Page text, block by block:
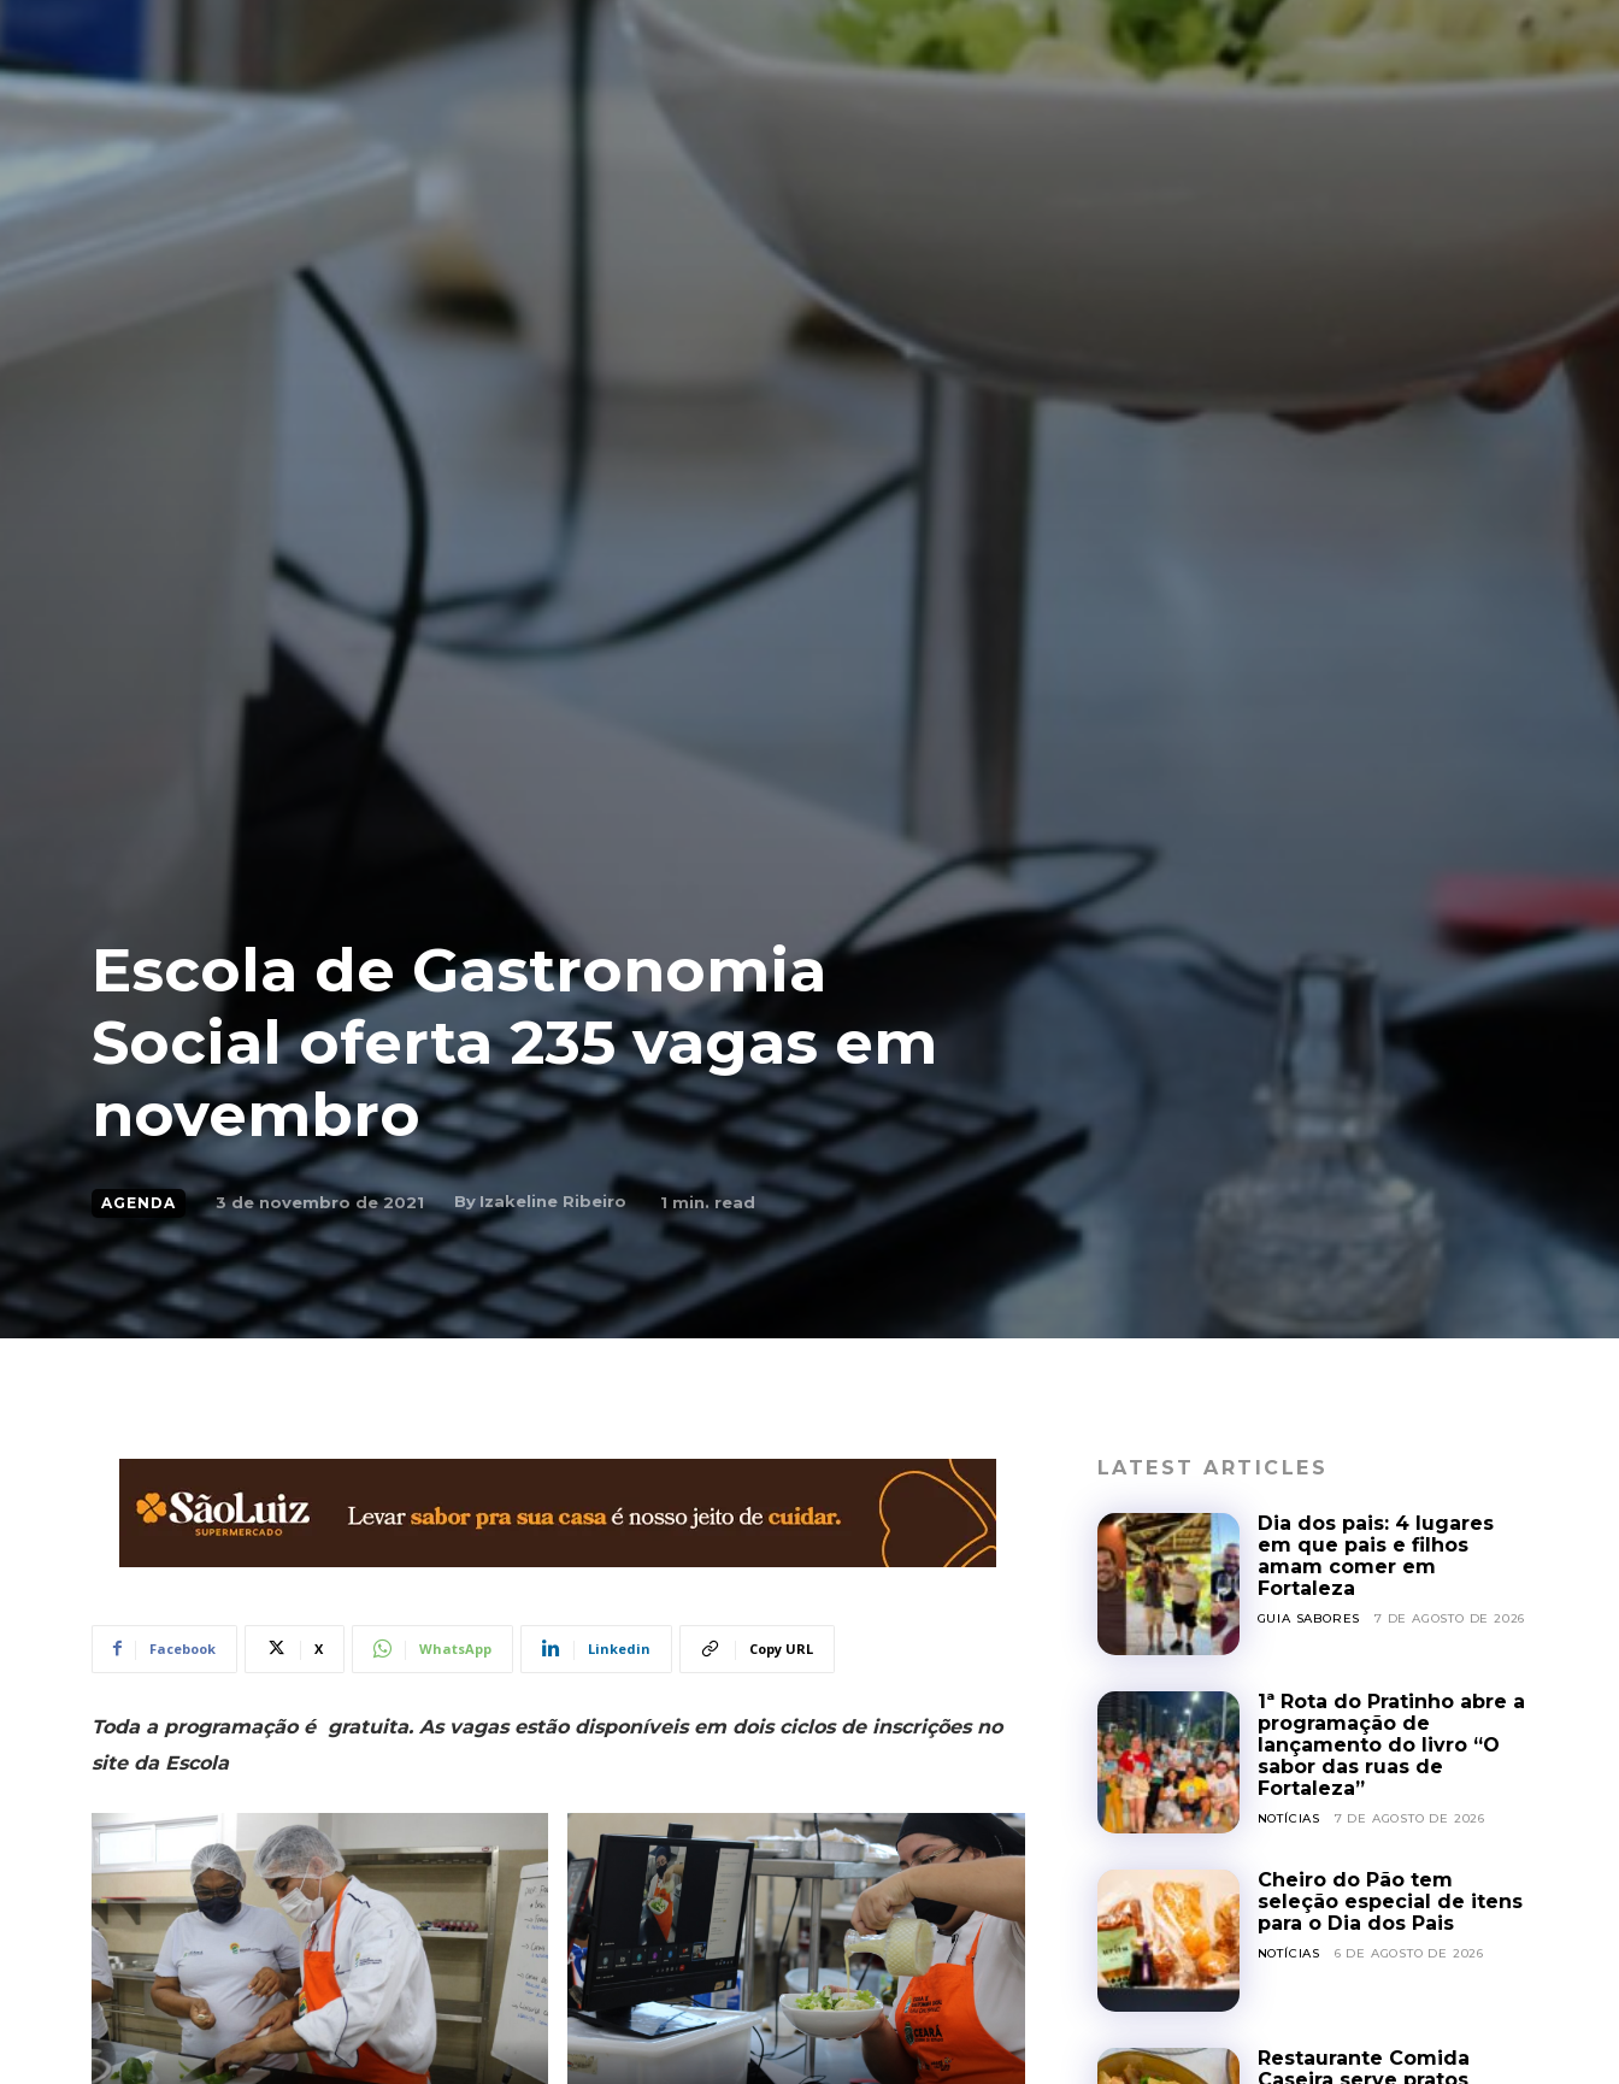
Escola de Gastronomia
Social oferta 235 vagas em
novembro
AGENDA 3 de novembro de 2021 By Izakeline Ribeiro 1 min. read
Facebook X WhatsApp Linkedin Copy URL
Toda a programação é gratuita. As vagas estão disponíveis em dois ciclos de inscrições no
site da Escola
LATEST ARTICLES
Dia dos pais: 4 lugares
em que pais e filhos
amam comer em
Fortaleza
GUIA SABORES 7 DE AGOSTO DE 2026
1ª Rota do Pratinho abre a
programação de
lançamento do livro “O
sabor das ruas de
Fortaleza”
NOTÍCIAS 7 DE AGOSTO DE 2026
Cheiro do Pão tem
seleção especial de itens
para o Dia dos Pais
NOTÍCIAS 6 DE AGOSTO DE 2026
Restaurante Comida
Caseira serve pratos